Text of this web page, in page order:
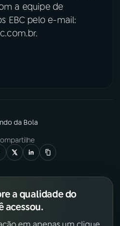
a equipe de
EBC pelo e-mail:
da Bola
a qualidade do
acessou.